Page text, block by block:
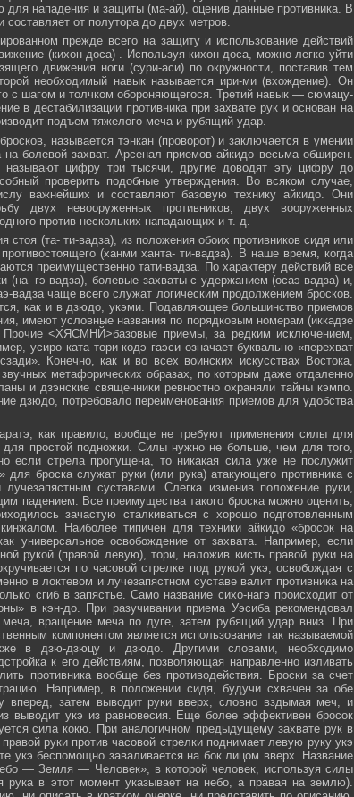
нападения и защиты (ма-ай), оценив данные противника. В
от полутора до двух метров.
прежде всего на защиту и использование действий
(кихон-доса) . Используя кихон-доса, можно легко уйти
движения ноги (сури-аси) по окружности, поставив тем
необходимый навык называется ири-ми (вхождение). Он
с шагом и толчком обороняющегося. Третий навык — сюмацу-
в дестабилизации противника при захвате рук и основан на
подъем тяжелого меча и рубящий удар.
называется тэнкан (проворот) и заключается в умении
болевой захват. Арсенал приемов айкидо весьма обширен.
называют цифру три тысячи, другие доводят эту цифру до
проверить подобные утверждения. Во всяком случае,
важнейших и составляют базовую технику айкидо. Они
двух невооруженных противников, двух вооруженных
против нескольких нападающих и т. д.
стоя (та- ти-вадза), из положения обоих противников сидя или
(ханми ханта- ти-вадза). В наше время, когда
преимущественно тати-вадза. По характеру действий все
(на- гэ-вадза), болевые захваты с удержанием (осаэ-вадза) и,
вадза чаще всего служат логическим продолжением бросков.
как и в дзюдо, укэми. Подавляющее большинство приемов
имеют условные названия по порядковым номерам (иккадзе
<ХЯСМНЙ>базовые приемы, за редким исключением,
усиро ката тори кодэ гаэси означает буквально «перехват
Конечно, как и во всех воинских искусствах Востока,
метафорических образах, по которым даже отдаленно
и дзэнские священники ревностно охраняли тайны кэмпо.
дзюдо, потребовало переименования приемов для удобства
как правило, вообще не требуют применения силы для
простой подножки. Силы нужно не больше, чем для того,
если стрела пропущена, то никакая сила уже не послужит
броска служат руки (или рука) атакующего противника с
суставами. Слегка изменив положение руки,
падением. Все преимущества такого броска можно оценить,
зачастую сталкиваться с хорошо подготовленным
Наиболее типичен для техники айкидо «бросок на
универсальное освобождение от захвата. Например, если
рукой (правой левую), тори, наложив кисть правой руки на
по часовой стрелке под рукой укэ, освобождая с
в локтевом и лучезапястном суставе валит противника на
сгиб в запястье. Само название сихо-нагэ происходит от
в кэн-до. При разучивании приема Уэсиба рекомендовал
вращение меча по дуге, затем рубящий удар вниз. При
компонентом является использование так называемой
в дзю-дзюцу и дзюдо. Другими словами, необходимо
к его действиям, позволяющая направленно изливать
противника вообще без противодействия. Броски за счет
Например, в положении сидя, будучи схвачен за обе
вперед, затем выводит руки вверх, словно вздымая меч, и
выводит укэ из равновесия. Еще более эффективен бросок
сила кокю. При аналогичном предыдущему захвате рук в
руки против часовой стрелки поднимает левую руку укэ
укэ беспомощно заваливается на бок лицом вверх. Название
— Земля — Человек», в которой человек, используя силы
рука в этот момент указывает на небо, а правая на землю).